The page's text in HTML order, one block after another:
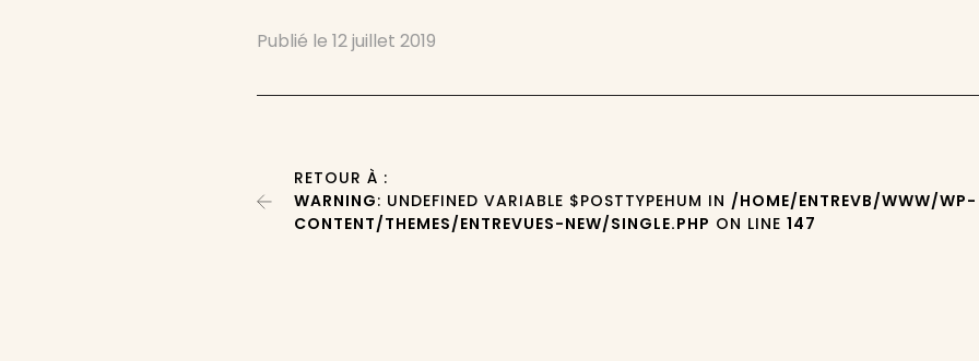
Publié le12 juillet 2019
RETOUR À :
WARNING: UNDEFINED VARIABLE $POSTTYPEHUM IN /HOME/ENTREVB/WWW/WP-
CONTENT/THEMES/ENTREVUES-NEW/SINGLE.PHP ON LINE147